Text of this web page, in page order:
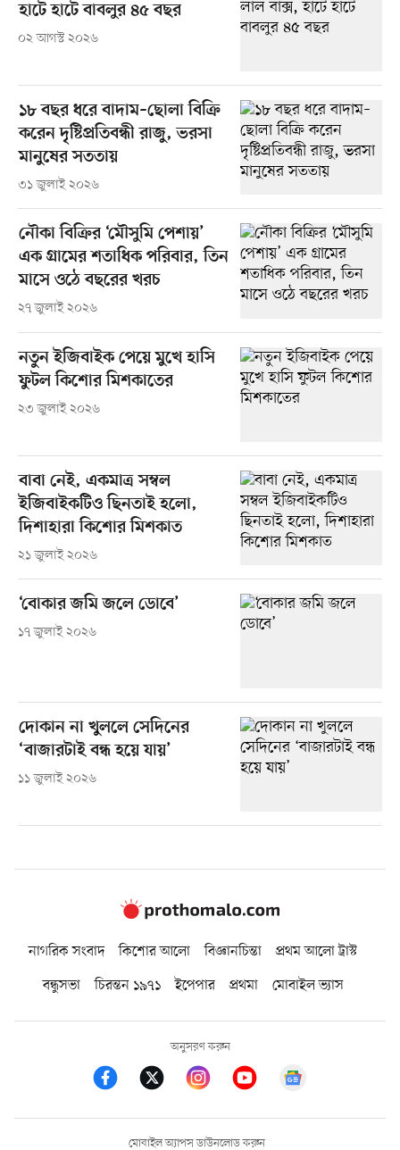
হাটে হাটে বাবলুর ৪৫ বছর
০২ আগস্ট ২০২৬
১৮ বছর ধরে বাদাম–ছোলা বিক্রি
করেন দৃষ্টিপ্রতিবন্ধী রাজু, ভরসা
মানুষের সততায়
৩১ জুলাই ২০২৬
নৌকা বিক্রির ‘মৌসুমি পেশায়’
এক গ্রামের শতাধিক পরিবার, তিন
মাসে ওঠে বছরের খরচ
২৭ জুলাই ২০২৬
নতুন ইজিবাইক পেয়ে মুখে হাসি
ফুটল কিশোর মিশকাতের
২৩ জুলাই ২০২৬
বাবা নেই, একমাত্র সম্বল
ইজিবাইকটিও ছিনতাই হলো,
দিশাহারা কিশোর মিশকাত
২১ জুলাই ২০২৬
‘বোকার জমি জলে ডোবে’
১৭ জুলাই ২০২৬
দোকান না খুললে সেদিনের
‘বাজারটাই বন্ধ হয়ে যায়’
১১ জুলাই ২০২৬
নাগরিক সংবাদ কিশোর আলো বিজ্ঞানচিন্তা
প্রথম আলো ট্রাস্ট
বন্ধুসভা
চিরন্তন ১৯৭১ ইপেপার প্রথমা মোবাইল ভ্যাস
অনুসরণ করুন
মোবাইল অ্যাপস ডাউনলোড করুন